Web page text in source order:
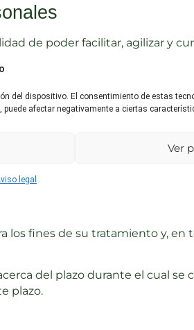
del dispositivo. El consentimiento de estas
afectar negativamente a ciertas
Ver
legal
de poder facilitar, agilizar y
operativa y estadística, y
y estudios de marketing para
Sitio Web.
del fin o fines específicos
recopilada.
los fines de su tratamiento y, en
del plazo durante el cual se
plazo.